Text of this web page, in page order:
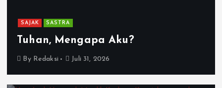
SAJAK SASTRA
Tuhan, Mengapa Aku?
By Redaksi Juli 31, 2026